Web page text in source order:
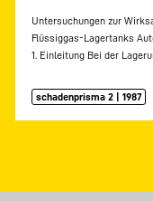
Untersuchungen zur
Flüssiggas-Lagertanks
1. Einleitung Bei der
schadenprisma 2 | 1987